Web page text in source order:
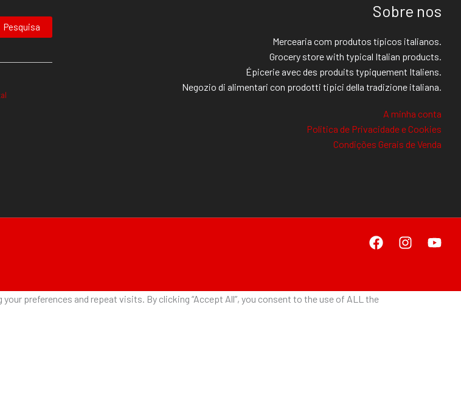
Pesquisa
Sobre nos
Mercearia com produtos típicos italianos.
Grocery store with typical Italian products.
Épicerie avec des produits typiquement Italiens.
Negozio di alimentari con prodotti tipici della tradizione italiana.
A minha conta
Politica de Privacidade e Cookies
Condições Gerais de Venda
preferences and repeat visits. By clicking “Accept All”, you consent to the use of ALL the